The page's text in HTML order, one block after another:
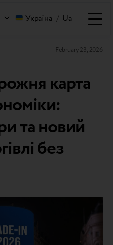
Україна / Ua
February 23, 2026
карта
та новий
без